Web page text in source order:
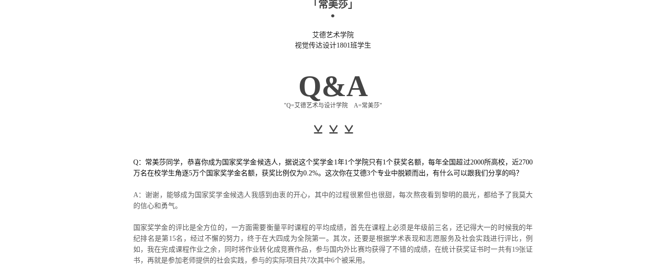
「常美莎」
●
艾德艺术学院
视觉传达设计1801班学生
Q&A
"Q=艾德艺术与设计学院 A=常美莎"
⌅ ⌅ ⌅
Q：常美莎同学，恭喜你成为国家奖学金候选人，据说这个奖学金1年1个学院只有1个获奖名额，每年全国超过2000所高校，近2700
万名在校学生角逐5万个国家奖学金名额，获奖比例仅为0.2%。这次你在艾德3个专业中脱颖而出，有什么可以跟我们分享的吗？
A：谢谢，能够成为国家奖学金候选人我感到由衷的开心，其中的过程很累但也很甜，每次熬夜看到黎明的晨光，都给予了我莫大
的信心和勇气。
国家奖学金的评比是全方位的，一方面需要衡量平时课程的平均成绩，首先在课程上必须是年级前三名，还记得大一的时候我的年
纪排名是第15名，经过不懈的努力，终于在大四成为全院第一。其次，还要是根据学术表现和志愿服务及社会实践进行评比，例
如，我在完成课程作业之余，同时将作业转化成竞赛作品，参与国内外比赛均获得了不错的成绩，在统计获奖证书时一共有19张证
书，再就是参加老师提供的社会实践，参与的实际项目共7次其中6个被采用。